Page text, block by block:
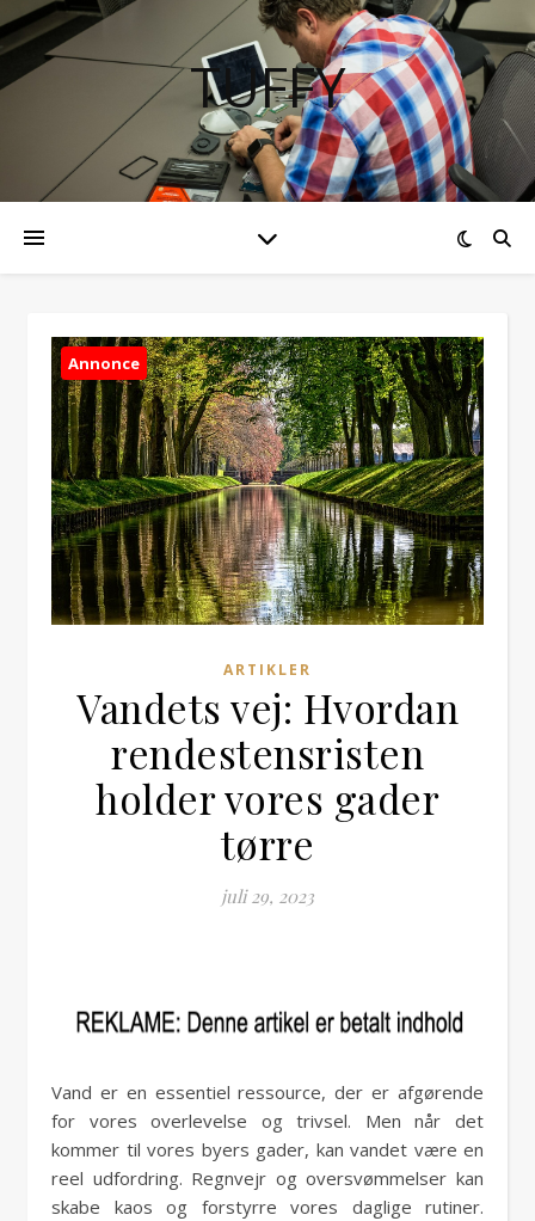
TUFFY
Annonce
ARTIKLER
Vandets vej: Hvordan
rendestensristen
holder vores gader
tørre
juli 29, 2023
Vand er en essentiel ressource, der er afgørende
for vores overlevelse og trivsel. Men når det
kommer til vores byers gader, kan vandet være en
reel udfordring. Regnvejr og oversvømmelser kan
skabe kaos og forstyrre vores daglige rutiner.